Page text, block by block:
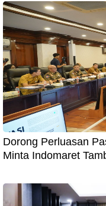
Dorong Perluasan
Minta Indomaret